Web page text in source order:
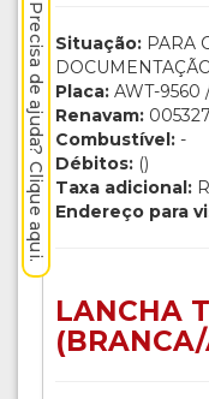
Situação: PARA
Placa: AWT-9560
Renavam:
Combustível: -
Débitos: ()
Taxa adicional:
Endereço para
LANCHA
Precisa de ajuda? Clique aqui.